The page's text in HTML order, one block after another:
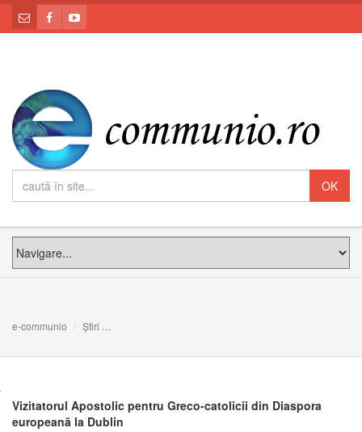
e-communio Știri
Vizitatorul Apostolic pentru Greco-catolicii din Diaspora
europeană la Dublin